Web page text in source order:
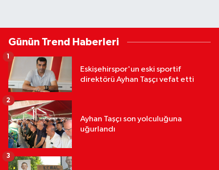
Günün Trend Haberleri
Eskişehirspor'un eski sportif
direktörü Ayhan Taşçı vefat etti
1
Ayhan Taşçı son yolculuğuna
uğurlandı
2
3